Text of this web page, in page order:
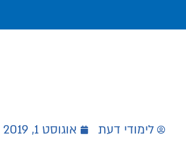
לימודי דעת אוגוסט 1, 2019